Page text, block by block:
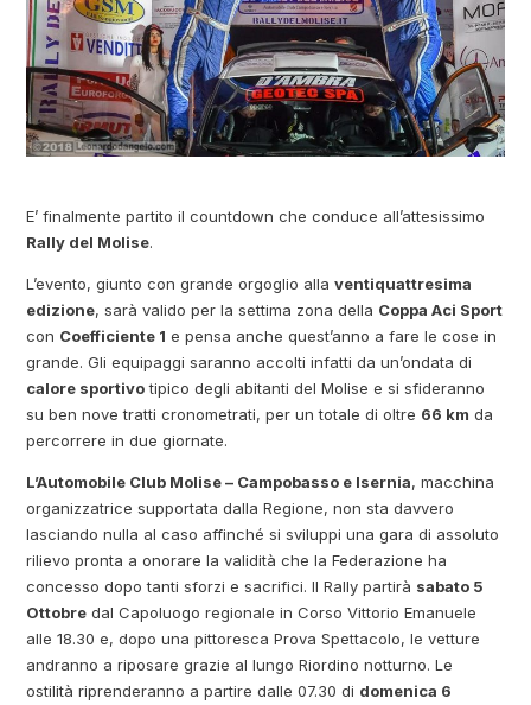
E’ finalmente partito il countdown che conduce all’attesissimo
Rally del Molise.
L’evento, giunto con grande orgoglio allaventiquattresima
edizione, sarà valido per la settima zona della Coppa Aci Sport
con Coefficiente 1 e pensa anche quest’anno a fare le cose in
grande. Gli equipaggi saranno accolti infatti da un’ondata di
calore sportivotipico degli abitanti del Molise e si sfideranno
su ben nove tratti cronometrati, per un totale di oltre 66 km da
percorrere in due giornate.
L’Automobile Club Molise – Campobasso e Isernia, macchina
organizzatrice supportata dalla Regione, non sta davvero
lasciando nulla al caso affinché si sviluppi una gara di assoluto
rilievo pronta a onorare la validità che la Federazione ha
concesso dopo tanti sforzi e sacrifici. Il Rally partirà sabato 5
Ottobre dal Capoluogo regionale in Corso Vittorio Emanuele
alle 18.30 e, dopo una pittoresca Prova Spettacolo, le vetture
andranno a riposare grazie al lungo Riordino notturno. Le
ostilità riprenderanno a partire dalle 07.30 di domenica 6